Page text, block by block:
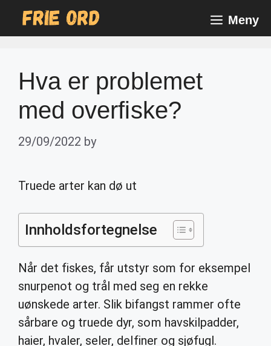
Meny
Hva er problemet
med overfiske?
29/09/2022 by
Truede arter kan dø ut
Innholdsfortegnelse
Når det fiskes, får utstyr som for eksempel
snurpenot og trål med seg en rekke
uønskede arter. Slik bifangst rammer ofte
sårbare og truede dyr, som havskilpadder,
haier, hvaler, seler, delfiner og sjøfugl.